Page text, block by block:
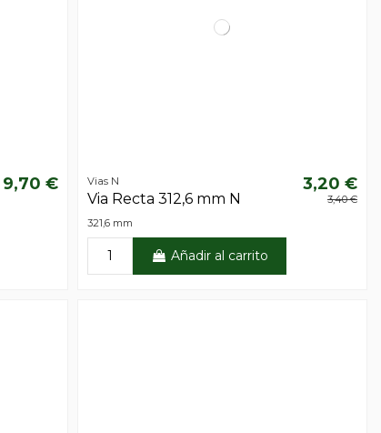
9,70 € Vias N
Via Recta 312,6 mm N
3,20 €
3,40 €
321,6 mm
Añadir al carrito